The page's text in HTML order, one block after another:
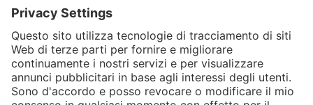
Catalogo online
Newsletter